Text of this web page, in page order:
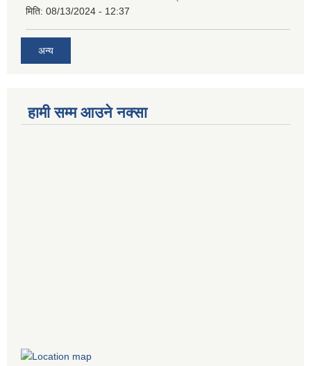
मिति: 08/13/2024 - 12:37
अन्य
हामी सम्म आउने नक्सा